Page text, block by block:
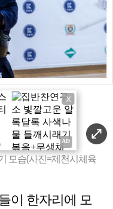
X
모습(사진=제천시체육
이 한자리에 모